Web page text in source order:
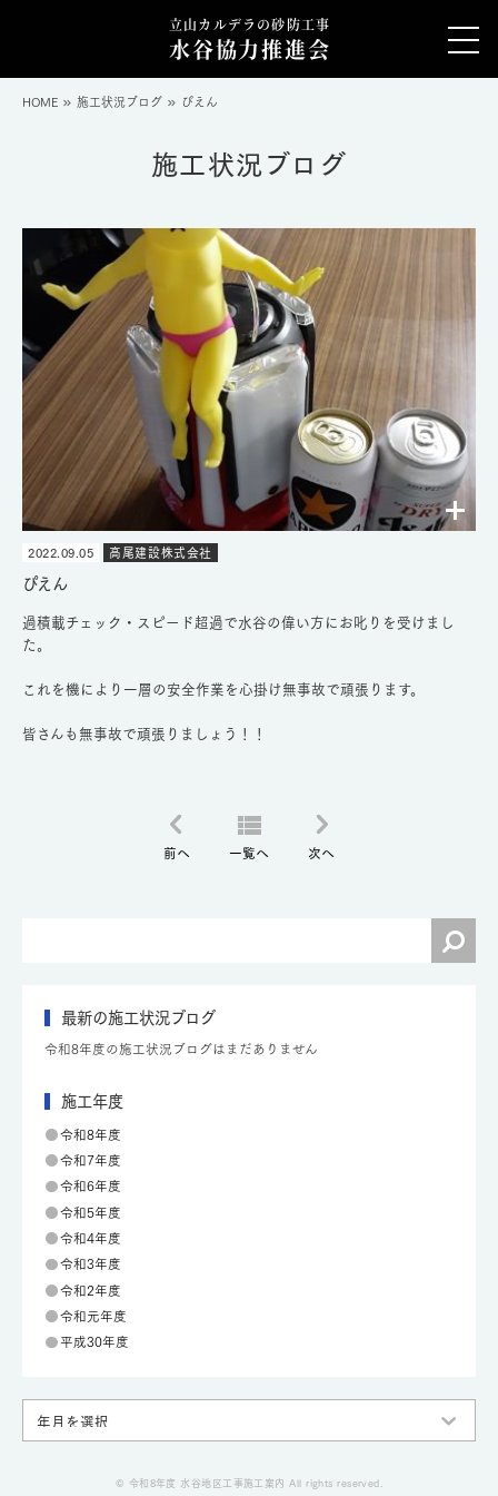
立山カルデラの砂防工事
水谷協力推進会
HOME 施工状況ブログ ぴえん
施工状況ブログ
2022.09.05 高尾建設株式会社
ぴえん
過積載チェック・スピード超過で水谷の偉い方にお叱りを受けまし
た。
これを機により一層の安全作業を心掛け無事故で頑張ります。
皆さんも無事故で頑張りましょう！！
前へ 一覧へ 次へ
最新の施工状況ブログ
令和8年度の施工状況ブログはまだありません
施工年度
令和8年度
令和7年度
令和6年度
令和5年度
令和4年度
令和3年度
令和2年度
令和元年度
平成30年度
© 令和8年度 水谷地区工事施工案内 All rights reserved.